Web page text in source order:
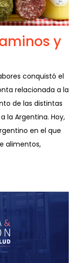
y
conquistó el
relacionada a la
de las distintas
la Argentina. Hoy,
en el que
alimentos,